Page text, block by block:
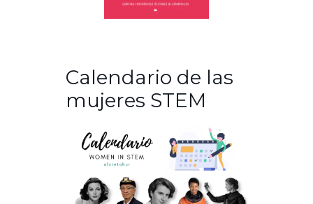
Calendario de las
mujeres STEM